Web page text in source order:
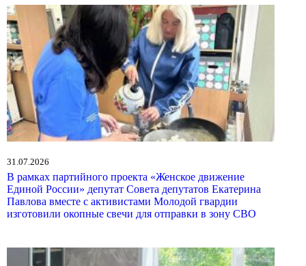
31.07.2026
В рамках партийного проекта «Женское движение
Единой России» депутат Совета депутатов Екатерина
Павлова вместе с активистами Молодой гвардии
изготовили окопные свечи для отправки в зону СВО